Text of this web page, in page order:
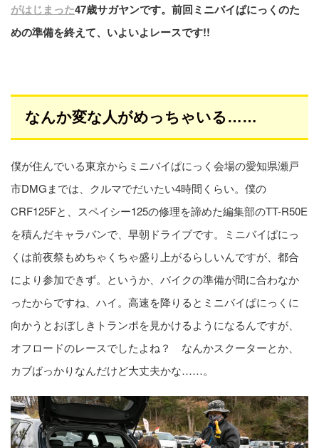
がはじまった47歳サガヤンです。前回ミニバイぱにっくのた
めの準備を終えて、いよいよレースです!!
なんか変な人がめっちゃいる……
僕が住んでいる東京からミニバイぱにっく会場の愛知県瀬戸
市DMGまでは、クルマでだいたい4時間くらい。僕の
CRF125Fと、スペイシー125の修理を諦めた編集部のTT-R50E
を積んだキャラバンで、早朝ドライブです。ミニバイぱにっ
くは前夜祭もめちゃくちゃ盛り上がるらしいんですが、都合
により参加できず。というか、バイクの準備が間に合わなか
ったからですね、ハイ。高速を降りるとミニバイぱにっくに
向かうとおぼしきトランポを見かけるようになるんですが、
オフロードのレースでしたよね？ なんかスクーターとか、
カブばっかりなんだけど大丈夫かな……。